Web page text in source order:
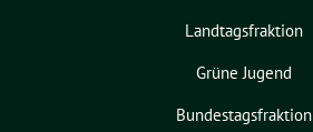
Landtagsfraktion
Grüne Jugend
Bundestagsfraktion